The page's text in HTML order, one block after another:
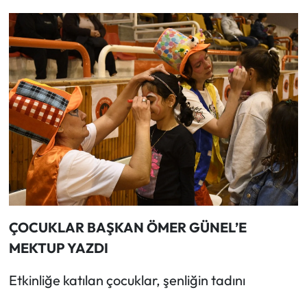
ÇOCUKLAR BAŞKAN ÖMER GÜNEL’E
MEKTUP YAZDI
Etkinliğe katılan çocuklar, şenliğin tadını